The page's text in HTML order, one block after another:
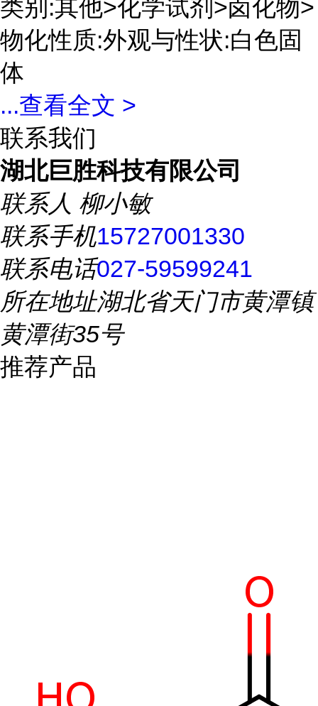
类别:其他>化学试剂>卤化物>
物化性质:外观与性状:白色固
体
...查看全文 >
联系我们
湖北巨胜科技有限公司
联系人 柳小敏
联系手机15727001330
联系电话027-59599241
所在地址湖北省天门市黄潭镇
黄潭街35号
推荐产品